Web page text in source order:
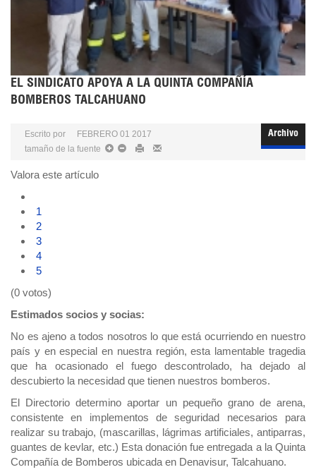
EL SINDICATO APOYA A LA QUINTA COMPAÑÍA
BOMBEROS TALCAHUANO
Archivo
Escrito por
FEBRERO 01 2017
tamaño de la fuente
Valora este artículo
1
2
3
4
5
(0 votos)
Estimados socios y socias:
No es ajeno a todos nosotros lo que está ocurriendo en nuestro
país y en especial en nuestra región, esta lamentable tragedia
que ha ocasionado el fuego descontrolado, ha dejado al
descubierto la necesidad que tienen nuestros bomberos.
El Directorio determino aportar un pequeño grano de arena,
consistente en implementos de seguridad necesarios para
realizar su trabajo, (mascarillas, lágrimas artificiales, antiparras,
guantes de kevlar, etc.) Esta donación fue entregada a la Quinta
Compañía de Bomberos ubicada en Denavisur, Talcahuano.